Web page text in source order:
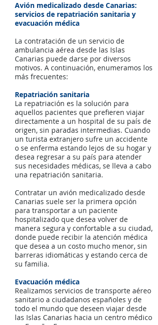
Avión medicalizado desde Canarias:
servicios de repatriación sanitaria y
evacuación médica
La contratación de un servicio de
ambulancia aérea desde las Islas
Canarias puede darse por diversos
motivos. A continuación, enumeramos los
más frecuentes:
Repatriación sanitaria
La repatriación es la solución para
aquellos pacientes que prefieren viajar
directamente a un hospital de su país de
origen, sin paradas intermedias. Cuando
un turista extranjero sufre un accidente
o se enferma estando lejos de su hogar y
desea regresar a su país para atender
sus necesidades médicas, se lleva a cabo
una repatriación sanitaria.
Contratar un avión medicalizado desde
Canarias suele ser la primera opción
para transportar a un paciente
hospitalizado que desea volver de
manera segura y confortable a su ciudad,
donde puede recibir la atención médica
que desea a un costo mucho menor, sin
barreras idiomáticas y estando cerca de
su familia.
Evacuación médica
Realizamos servicios de transporte aéreo
sanitario a ciudadanos españoles y de
todo el mundo que deseen viajar desde
las Islas Canarias hacia un centro médico